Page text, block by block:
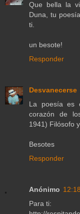
Que bella la
Duna, tu
ti.
un besote!
Responder
Desvanecerse
La poesía es
corazón de
1941) Filósofo
Besotes
Responder
Anónimo 12:18
Para ti: